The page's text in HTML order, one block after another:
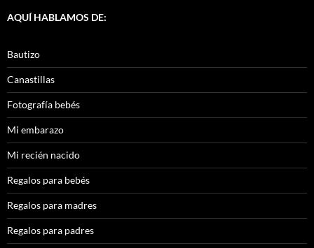
AQUÍ HABLAMOS DE:
Bautizo
Canastillas
Fotografía bebés
Mi embarazo
Mi recién nacido
Regalos para bebés
Regalos para madres
Regalos para padres